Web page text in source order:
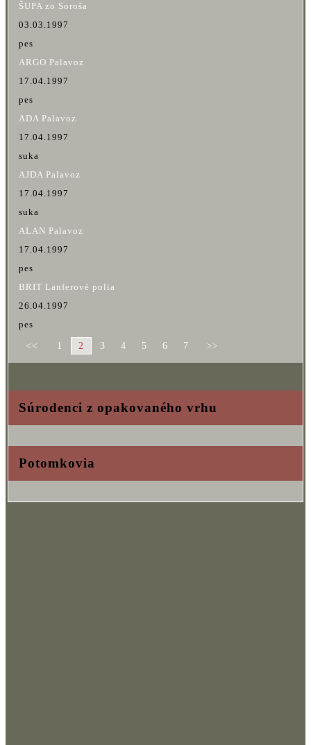
ŠUPA zo Soroša
03.03.1997
pes
ARGO Palavoz
17.04.1997
pes
ADA Palavoz
17.04.1997
suka
AJDA Palavoz
17.04.1997
suka
ALAN Palavoz
17.04.1997
pes
BRIT Lanferové polia
26.04.1997
pes
<< 1 2 3 4 5 6 7 >>
Súrodenci z opakovaného vrhu
Potomkovia